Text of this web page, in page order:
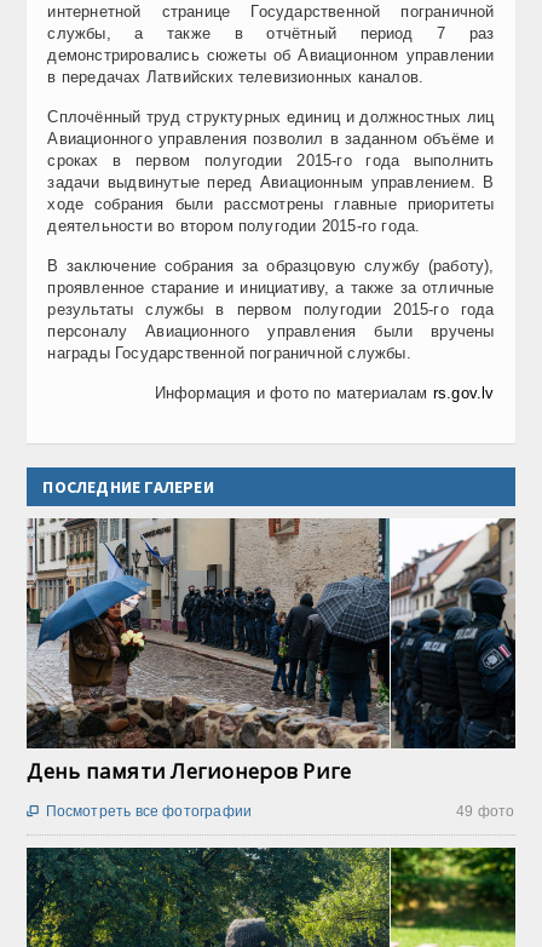
интернетной странице Государственной пограничной
службы, а также в отчётный период 7 раз
демонстрировались сюжеты об Авиационном управлении
в передачах Латвийских телевизионных каналов.
Сплочённый труд структурных единиц и должностных лиц
Авиационного управления позволил в заданном объёме и
сроках в первом полугодии 2015-го года выполнить
задачи выдвинутые перед Авиационным управлением. В
ходе собрания были рассмотрены главные приоритеты
деятельности во втором полугодии 2015-го года.
В заключение собрания за образцовую службу (работу),
проявленное старание и инициативу, а также за отличные
результаты службы в первом полугодии 2015-го года
персоналу Авиационного управления были вручены
награды Государственной пограничной службы.
Информация и фото по материалам rs.gov.lv
ПОСЛЕДНИЕ ГАЛЕРЕИ
День памяти Легионеров Риге
49 фото
 Посмотреть все фотографии